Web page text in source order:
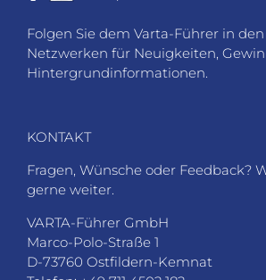
Folgen Sie dem Varta-Führer in
Netzwerken für Neuigkeiten,
Hintergrundinformationen.
KONTAKT
Fragen, Wünsche oder Feedback?
gerne weiter.
VARTA-Führer GmbH
Marco-Polo-Straße 1
D-73760 Ostfildern-Kemnat